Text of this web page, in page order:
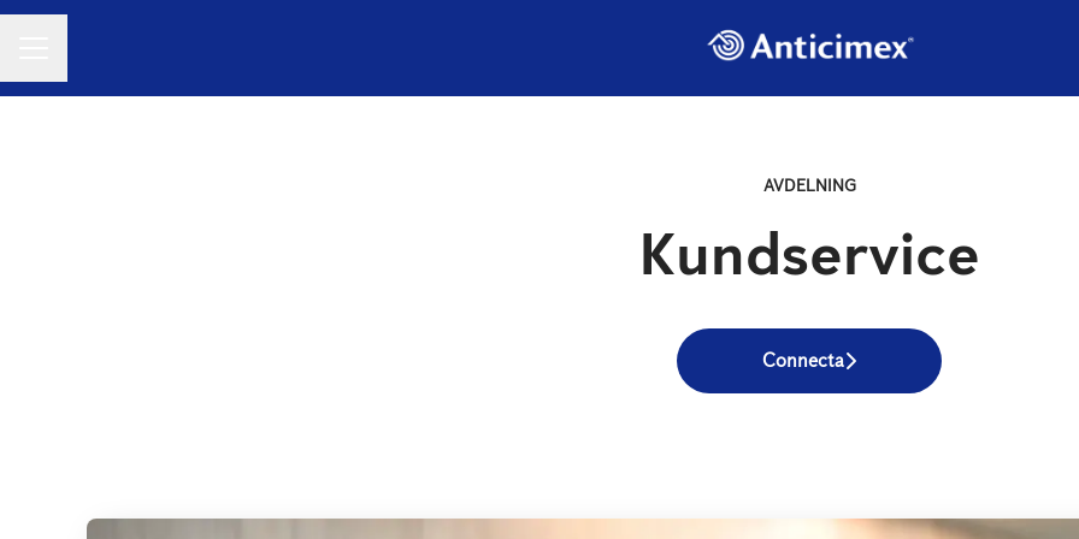
AVDELNING
Kundservice
Connecta